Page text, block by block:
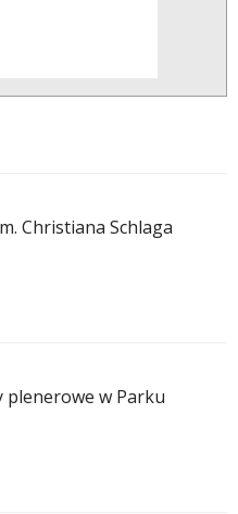
Christiana Schlaga
plenerowe w Parku